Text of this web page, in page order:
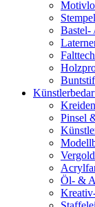
Bastel-
Pinsel
Öl- &